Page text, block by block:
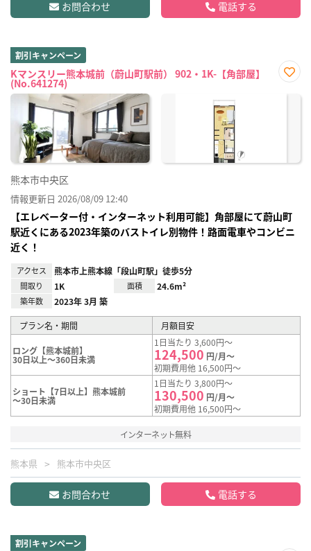
お問合わせ 電話する
割引キャンペーン
Kマンスリー熊本城前（蔚山町駅前） 902・1K-【角部屋】
(No.641274)
に入
熊本市中央区
情報更新日 2026/08/09 12:40
【エレベーター付・インターネット利用可能】角部屋にて蔚山町
駅近くにある2023年築のバストイレ別物件！路面電車やコンビニ
近く！
アクセス 熊本市上熊本線「段山町駅」徒歩5分
間取り 1K 面積 24.6m²
築年数 2023年 3月 築
プラン名・期間 月額目安
ロング【熊本城前】
30日以上～360日未満
1日当たり 3,600円～
124,500 円/月～
初期費用他 16,500円～
ショート【7日以上】熊本城前
～30日未満
1日当たり 3,800円～
130,500 円/月～
初期費用他 16,500円～
インターネット無料
熊本県 熊本市中央区
お問合わせ 電話する
割引キャンペーン